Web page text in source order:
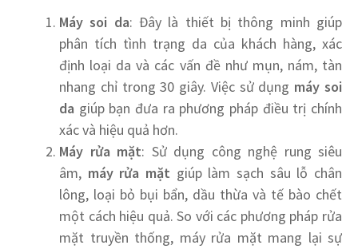
Máy soi da: Đây là thiết bị thông minh giúp
phân tích tình trạng da của khách hàng, xác
định loại da và các vấn đề như mụn, nám, tàn
nhang chỉ trong 30 giây. Việc sử dụng máy soi
da giúp bạn đưa ra phương pháp điều trị chính
xác và hiệu quả hơn.
Máy rửa mặt: Sử dụng công nghệ rung siêu
âm, máy rửa mặt giúp làm sạch sâu lỗ chân
lông, loại bỏ bụi bẩn, dầu thừa và tế bào chết
một cách hiệu quả. So với các phương pháp rửa
mặt truyền thống, máy rửa mặt mang lại sự